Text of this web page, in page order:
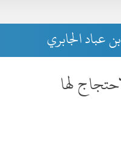
عباد الجابري
لها